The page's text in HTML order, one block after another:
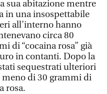
sua abitazione mentre
in una insospettabile
all’interno hanno
circa 80
di “cocaina rosa” già
in contanti. Dopo la
sequestrati ulteriori
di 30 grammi di
rosa.